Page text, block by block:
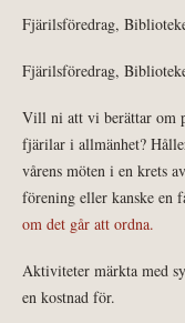
Fjärilsföredrag,
Fjärilsföredrag,
Vill ni att vi berättar om
fjärilar i allmänhet?
vårens möten i en krets
förening eller kanske en
om det går att ordna.
Aktiviteter märkta med
en kostnad för.